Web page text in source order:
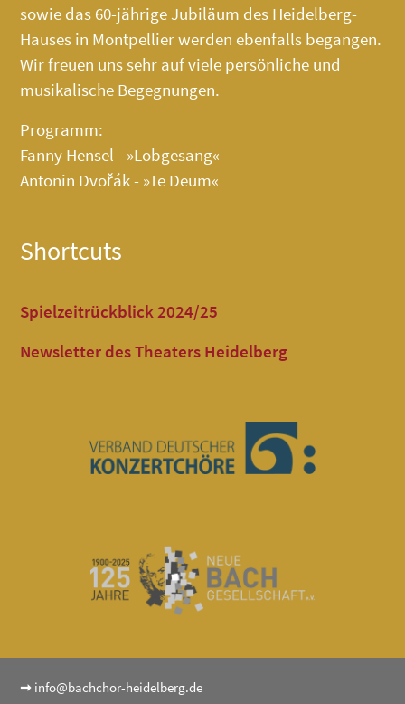
sowie das 60-jährige Jubiläum des Heidelberg-
Hauses in Montpellier werden ebenfalls begangen.
Wir freuen uns sehr auf viele persönliche und
musikalische Begegnungen.
Programm:
Fanny Hensel - »Lobgesang«
Antonin Dvořák - »Te Deum«
Shortcuts
Spielzeitrückblick 2024/25
Newsletter des Theaters Heidelberg
➞ info@bachchor-heidelberg.de